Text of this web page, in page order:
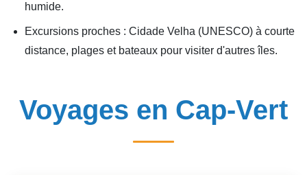
humide.
Excursions proches : Cidade Velha (UNESCO) à courte
distance, plages et bateaux pour visiter d'autres îles.
Voyages en Cap-Vert